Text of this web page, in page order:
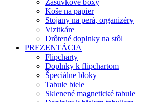
Zásuvkové boxy
Koše na papier
Stojany na perá, organizéry
Vizitkáre
Drôtené doplnky na stôl
PREZENTÁCIA
Flipcharty
Doplnky k flipchartom
Špeciálne bloky
Tabule biele
Sklenené magnetické tabule